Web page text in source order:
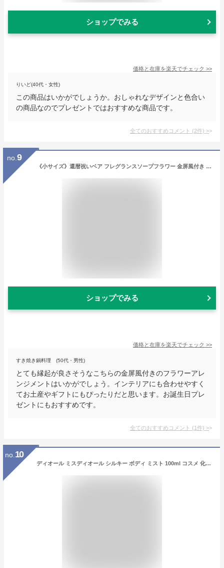
ショップでみる
価格と在庫を楽天でチェック >>
りいど(40代・女性)
この商品はいかがでしょうか。おしゃれなデザインと色合い
の商品なのでプレゼントではおすすめな商品です。
全てのおすすめコメント (2件) >
no. 9
《小サイズ》還暦祝いベア フレグランスソープフラワー 金屏風付き [名前刺繍幕・記念日刺繍可] 還暦お祝い 華やか 花 くま バラ 花 女性 男性 母の日 父の日 敬老の日 プレゼント お誕生日 ギフト 60歳 赤ちゃんちゃんこ
ショップでみる
価格と在庫を楽天でチェック >>
すき焼き鍋料理 (50代・男性)
とても縁起が良さそうなこちらの金屏風付きのフラワーアレ
ンジメントはいかがでしょう。インテリアにも合わせやすく
てお土産やギフトにもぴったりだと思います。お誕生日プレ
ゼントにもおすすめです。
全てのおすすめコメント (1件) >
no. 10
ディオール ミスディオール シルキー ボディ ミスト 100ml コスメ 化粧品 ユニセックス ボディミスト ボディケア 美白 美容 Dior メンズ レディース ブランド 正規品 新品 ギフト プレゼント 母の日 ギフト